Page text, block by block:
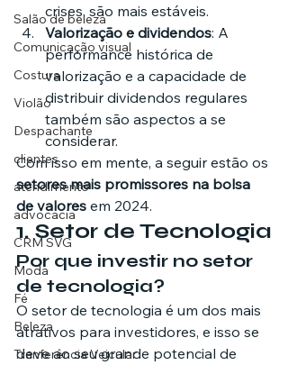
Salão de beleza
Comunicação visual
Costura
Violão
Despachante
clientes
atendimento
advocacia
CRM SVG
Moda
Fé
Beleza
Tranferência Veicular
crises, são mais estáveis.
Valorização e dividendos: A
performance histórica de
valorização e a capacidade de
distribuir dividendos regulares
também são aspectos a se
considerar.
Com isso em mente, a seguir estão os
setores mais promissores na bolsa
de valores em 2024.
1. Setor de Tecnologia
Por que investir no setor
de tecnologia?
O setor de tecnologia é um dos mais
atrativos para investidores, e isso se
deve ao seu grande potencial de